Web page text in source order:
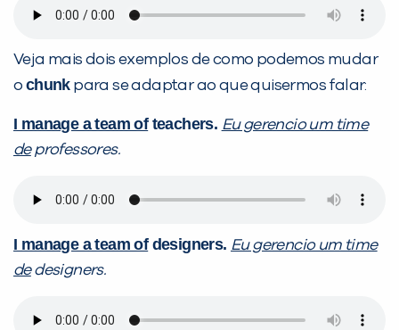
Veja mais dois exemplos de como podemos mudar
o chunkpara se adaptar ao que quisermos falar:
I manage a team ofteachers. Eu gerencio um time
deprofessores.
I manage a team ofdesigners. Eu gerencio um time
dedesigners.